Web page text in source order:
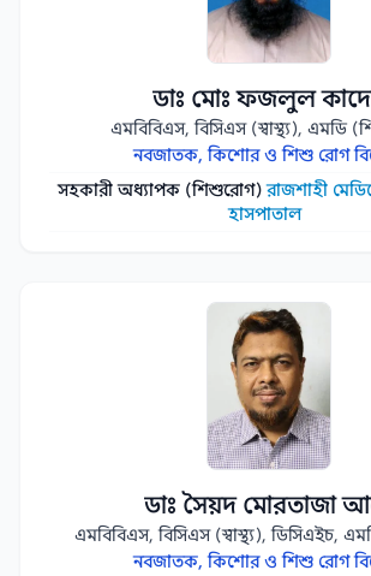
ডাঃ মোঃ ফজলুল
এমবিবিএস, বিসিএস (স্বাস্থ্য), এমডি
নবজাতক, কিশোর ও শিশু রোগ
সহকারী অধ্যাপক (শিশুরোগ)রাজশাহী
হাসপাতাল
ডাঃ সৈয়দ মোরতাজা
এমবিবিএস, বিসিএস (স্বাস্থ্য), ডিসিএইচ,
নবজাতক, কিশোর ও শিশু রোগ